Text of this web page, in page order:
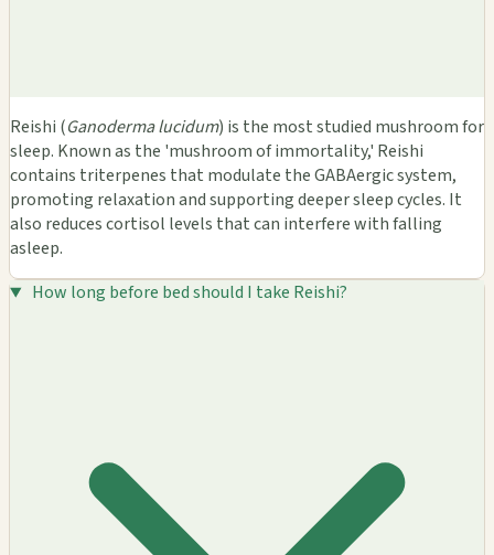
Reishi (Ganoderma lucidum) is the most studied mushroom for
sleep. Known as the 'mushroom of immortality,' Reishi
contains triterpenes that modulate the GABAergic system,
promoting relaxation and supporting deeper sleep cycles. It
also reduces cortisol levels that can interfere with falling
asleep.
How long before bed should I take Reishi?